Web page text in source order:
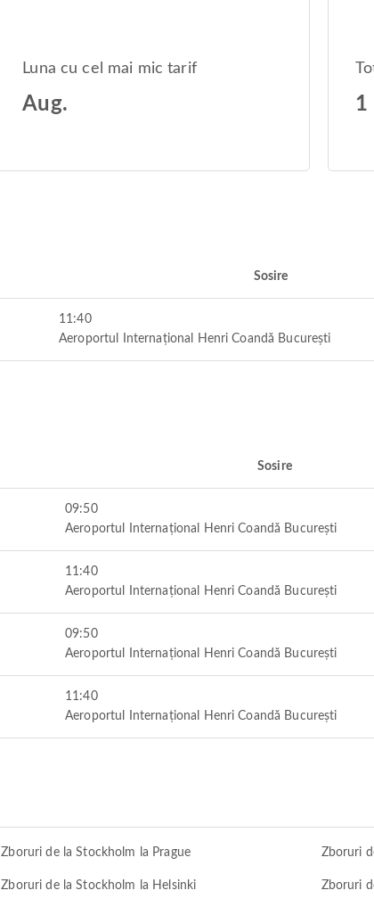
Luna cu cel mai mic tarif
Aug. 1
Sosire
11:40
Aeroportul Internațional Henri Coandă București
Sosire
09:50
Aeroportul Internațional Henri Coandă București
11:40
Aeroportul Internațional Henri Coandă București
09:50
Aeroportul Internațional Henri Coandă București
11:40
Aeroportul Internațional Henri Coandă București
Zboruri de la Stockholm la Prague Zboruri
Zboruri de la Stockholm la Helsinki Zboruri